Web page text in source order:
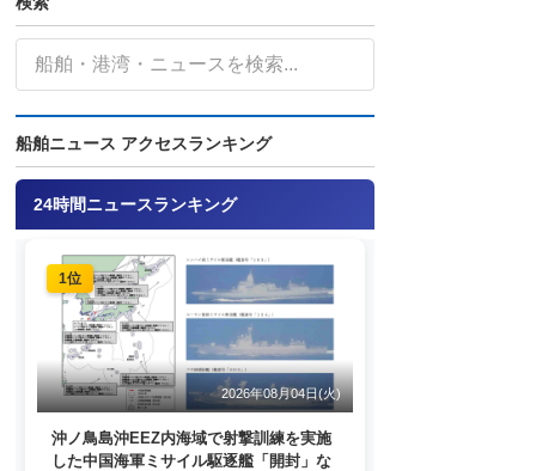
船舶ニュース アクセスランキング
24時間ニュースランキング
1位
2026年08月04日(火)
沖ノ鳥島沖EEZ内海域で射撃訓練を実施
した中国海軍ミサイル駆逐艦「開封」な